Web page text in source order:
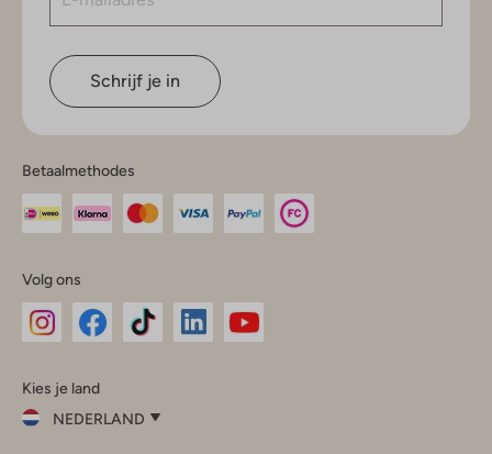
Schrijf je in
Betaalmethodes
Volg ons
InstagramFacebook
Kies je land
NEDERLAND